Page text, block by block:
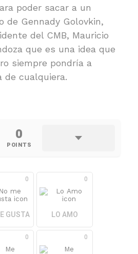
poder sacar a un
de Gennady Golovkin,
del CMB, Mauricio
que es una idea que
siempre pondría a
de cualquiera.
0
POINTS
0
GUSTA
0
LO AMO
0 0